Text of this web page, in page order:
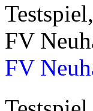
FV
FV